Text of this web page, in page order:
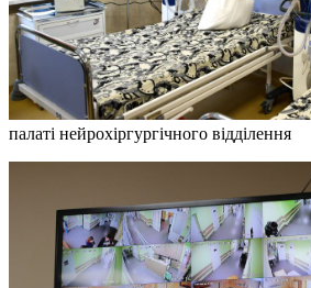
палаті нейрохіргургічного відділення